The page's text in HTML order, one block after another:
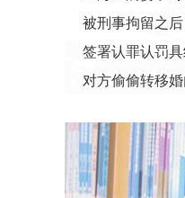
被刑事拘留之
签署认罪认罚
对方偷偷转移